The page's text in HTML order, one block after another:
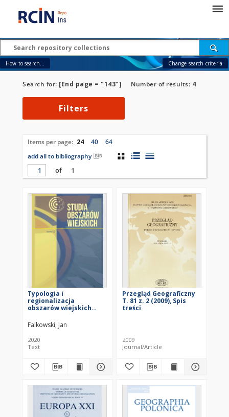
How to search... Change search criteria
Search for: [End page = "143"] Number of results: 4
Filters
Items per page: 24 40
64
add all to bibliography
of
1
Typologia i
regionalizacja
obszarów wiejskich
kujawsko-pomorskiego
= Typology and
regionalization of rural
areas in the
Kuyavian‑Pomeranian
Voivodship
Falkowski, Jan
2020
Text
Przegląd Geograficzny
T. 81 z. 2 (2009), Spis
treści
2009
Journal/Article